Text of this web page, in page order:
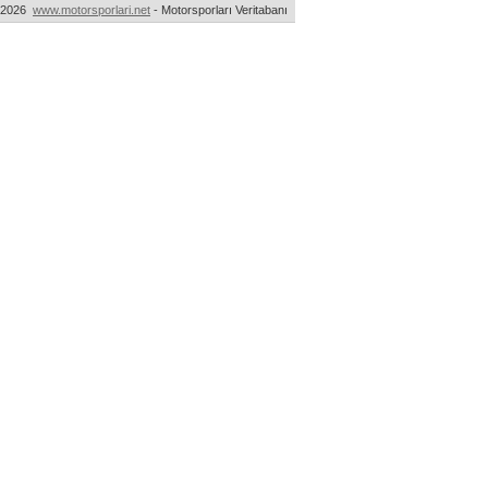
www.motorsporlari.net - Motorsporları Veritabanı